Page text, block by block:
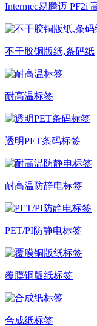
Intermec易腾迈 PF2i
不干胶铜版纸,条码纸
耐高温标签
透明PET条码标签
耐高温防静电标签
PET/PI防静电标签
覆膜铜版纸标签
合成纸标签